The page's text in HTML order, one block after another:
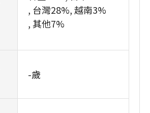
台灣28% 越南3%
其他7%
-歲